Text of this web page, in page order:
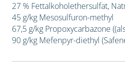
27 % Fettalkoholethersulfat,
45 g/kg Mesosulfuron-methyl
67,5 g/kg Propoxycarbazone
90 g/kg Mefenpyr-diethyl